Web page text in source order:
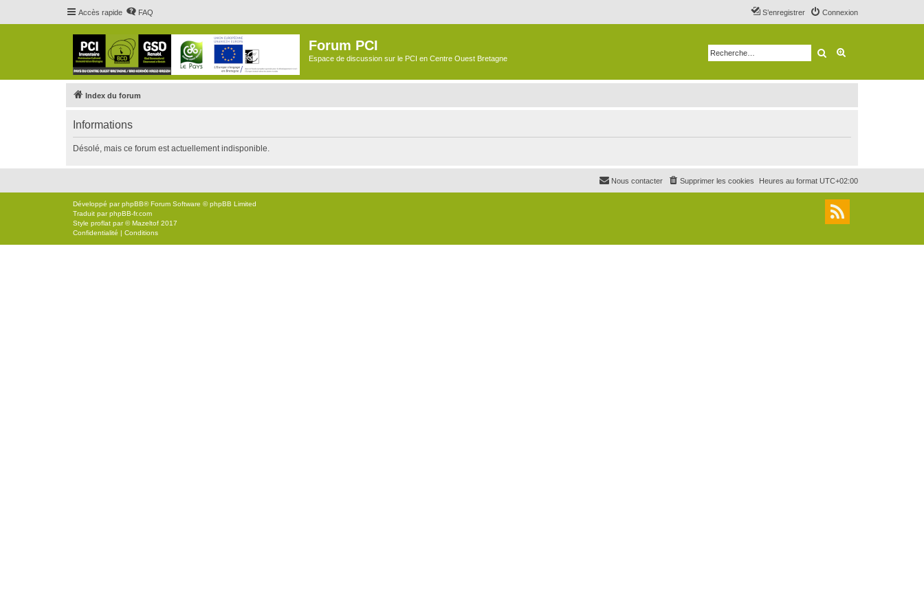
Accès rapide FAQ Connexion
S’enregistrer
Forum PCI
Espace de discussion sur le PCI en Centre Ouest Bretagne Rechercher
Index du forum
Informations
Désolé, mais ce forum est actuellement indisponible.
Heures au format UTC+02:00
Supprimer les cookies
Nous contacter
Développé parphpBB® Forum Software © phpBB Limited
Traduit parphpBB-fr.com
Style proflat par ©Mazeltof 2017
Confidentialité | Conditions